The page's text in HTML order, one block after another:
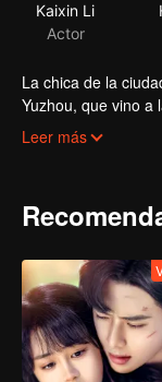
Kaixin Li
Actor
La chica de la
Yuzhou, que vino a
romance
Leer más